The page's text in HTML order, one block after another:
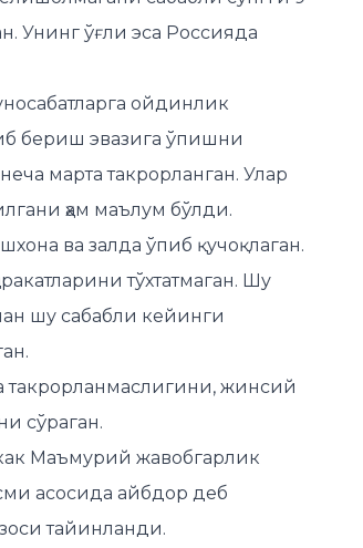
ойдинлик
бериш эвазига ўпишни
марта такрорланган. Улар
ҳам маълум бўлди.
ва залда ўпиб қучоқлаган.
тўхтатмаган. Шу
шу сабабли кейинги
такрорланмаслигини, жинсий
сўраган.
Маъмурий жавобгарлик
асосида айбдор деб
тайинланди.